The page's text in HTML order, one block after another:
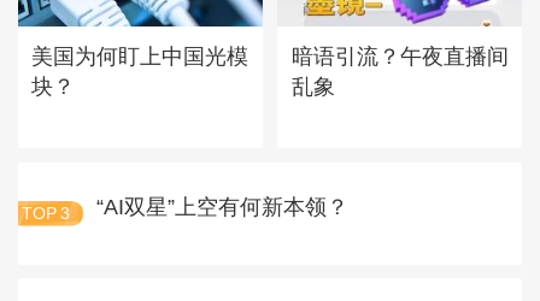
美国为何盯上中国光模
块？
暗语引流？午夜直播间
乱象
TOP 3 “AI双星”上空有何新本领？